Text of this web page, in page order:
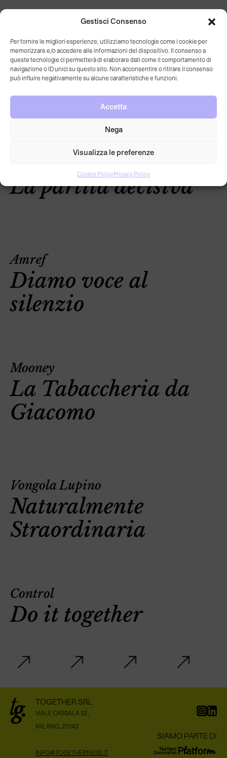
Gestisci Consenso
Per fornire le migliori esperienze, utilizziamo tecnologie come i cookie per
memorizzare e/o accedere alle informazioni del dispositivo. Il consenso a
queste tecnologie ci permetterà di elaborare dati come il comportamento di
navigazione o ID unici su questo sito. Non acconsentire o ritirare il consenso
può influire negativamente su alcune caratteristiche e funzioni.
Accetta
Nega
Visualizza le preferenze
Cookie PolicyPrivacy Policy
Nintendo
Lancio Super Mario
Bros. Wonder
Amref
Diamo voce al
silenzio
La partita decisiva
Mooney
La Tabaccheria da
Giacomo
Vongola Lupino
Naturalmente
Straordinaria
Control
Do it together
TOGETHER SRL
VIALE CASSALA 32,
MILANO, 20143
INFO@TOGETHERNESS.IT
SIAMO PARTE DI